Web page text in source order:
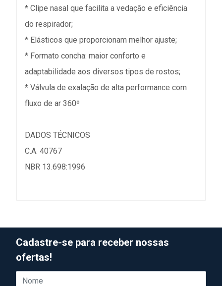
* Clipe nasal que facilita a vedação e eficiência
do respirador;
* Elásticos que proporcionam melhor ajuste;
* Formato concha: maior conforto e
adaptabilidade aos diversos tipos de rostos;
* Válvula de exalação de alta performance com
fluxo de ar 360º
DADOS TÉCNICOS
C.A. 40767
NBR 13.698:1996
Cadastre-se para receber nossas
ofertas!